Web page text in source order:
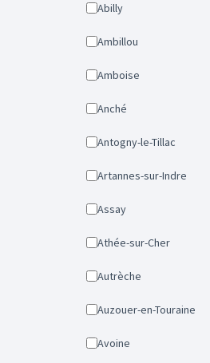
Abilly
Ambillou
Amboise
Anché
Antogny-le-Tillac
Artannes-sur-Indre
Assay
Athée-sur-Cher
Autrèche
Auzouer-en-Touraine
Avoine